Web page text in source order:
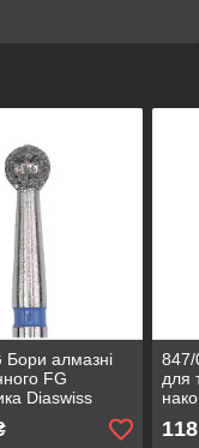
Бори алмазні
FG
Diaswiss
цін/кат 2
847/
для